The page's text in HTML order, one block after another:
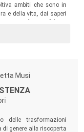
ambiti che sono in
e della vita, dai saperi
regolare ha un ruolo
e la funzione.
Musi
delle trasformazioni
genere alla riscoperta